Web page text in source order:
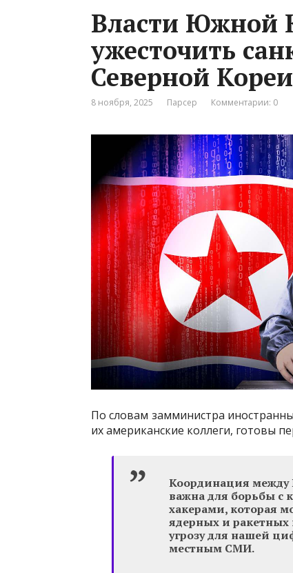
Власти Южной
ужесточить
Северной Кореи
8 ноября, 2025 Парсер Комментарии: 0
По словам замминистра
их американские коллеги, готовы
Координация
важна для борьбы с
хакерами, которая
ядерных и ракетных
угрозу для нашей
местным СМИ.